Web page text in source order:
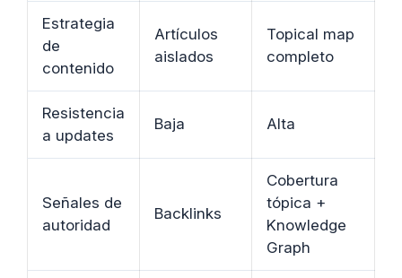
Estrategia
de
contenido
Artículos
aislados
Topical map
completo
Resistencia
a updates
Baja Alta
Señales de
autoridad
Backlinks
Cobertura
tópica +
Knowledge
Graph